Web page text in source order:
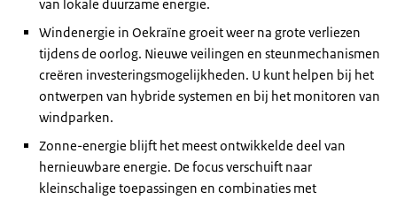
van lokale duurzame energie.
Windenergie in Oekraïne groeit weer na grote verliezen
tijdens de oorlog. Nieuwe veilingen en steunmechanismen
creëren investeringsmogelijkheden. U kunt helpen bij het
ontwerpen van hybride systemen en bij het monitoren van
windparken.
Zonne-energie blijft het meest ontwikkelde deel van
hernieuwbare energie. De focus verschuift naar
kleinschalige toepassingen en combinaties met